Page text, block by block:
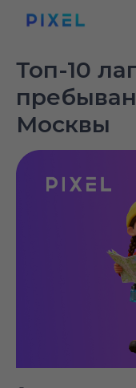
Топ-10
Москвы